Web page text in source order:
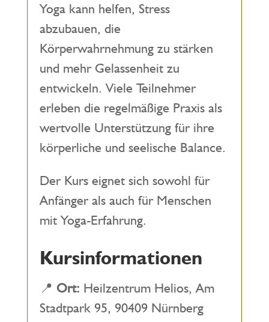
Yoga kann helfen, Stress
abzubauen, die
Körperwahrnehmung zu stärken
und mehr Gelassenheit zu
entwickeln. Viele Teilnehmer
erleben die regelmäßige Praxis als
wertvolle Unterstützung für ihre
körperliche und seelische Balance.
Der Kurs eignet sich sowohl für
Anfänger als auch für Menschen
mit Yoga-Erfahrung.
Kursinformationen
📍 Ort: Heilzentrum Helios, Am
Stadtpark 95, 90409 Nürnberg